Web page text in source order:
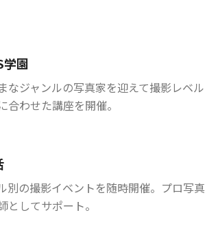
学園
なジャンルの写真家を迎えて撮影レベル
合わせた講座を開催。
別の撮影イベントを随時開催。プロ写真
としてサポート。